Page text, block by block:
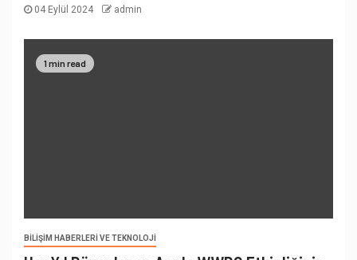
04 Eylül 2024 admin
1 min read
BILIŞIM HABERLERI VE TEKNOLOJI